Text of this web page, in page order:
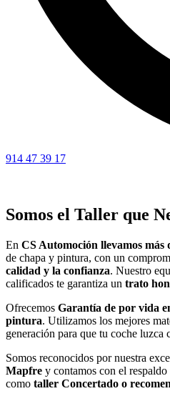
914 47 39 17
Somos el Taller que
En CS Automoción llevamos más
de chapa y pintura, con un
calidad y la confianza. Nuestro
calificados te garantiza un trato
Ofrecemos Garantía de por vida
pintura. Utilizamos los mejores
generación para que tu coche
Somos reconocidos por nuestra
Mapfre y contamos con el
como taller Concertado o